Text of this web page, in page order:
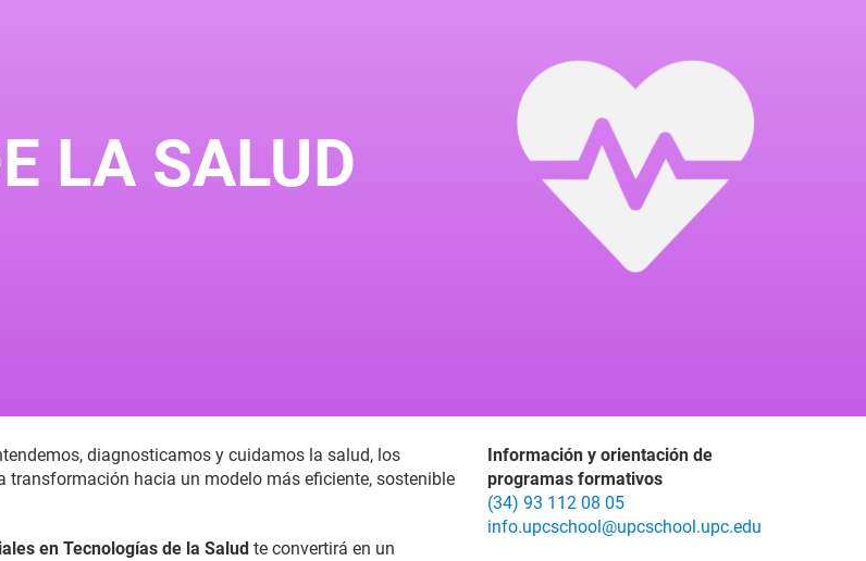
LA SALUD
diagnosticamos y cuidamos la salud, los
transformación hacia un modelo más eficiente, sostenible
en Tecnologías de la Salud te convertirá en un
Información y orientación de
programas formativos
(34) 93 112 08 05
info.upcschool@upcschool.upc.edu